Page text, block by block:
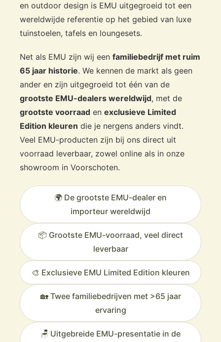
en outdoor design is EMU uitgegroeid tot een
wereldwijde referentie op het gebied van luxe
tuinstoelen, tafels en loungesets.
Net als EMU zijn wij een familiebedrijf met ruim
65 jaar historie. We kennen de markt als geen
ander en zijn uitgegroeid tot één van de
grootste EMU-dealers wereldwijd, met de
grootste voorraad en exclusieve Limited
Edition kleuren die je nergens anders vindt.
Veel EMU-producten zijn bij ons direct uit
voorraad leverbaar, zowel online als in onze
showroom in Voorschoten.
🌍 De grootste EMU-dealer en
importeur wereldwijd
📦 Grootste EMU-voorraad, veel direct
leverbaar
🎨 Exclusieve EMU Limited Edition kleuren
🏡 Twee familiebedrijven met >65 jaar
ervaring
🪑 Uitgebreide EMU-presentatie in de